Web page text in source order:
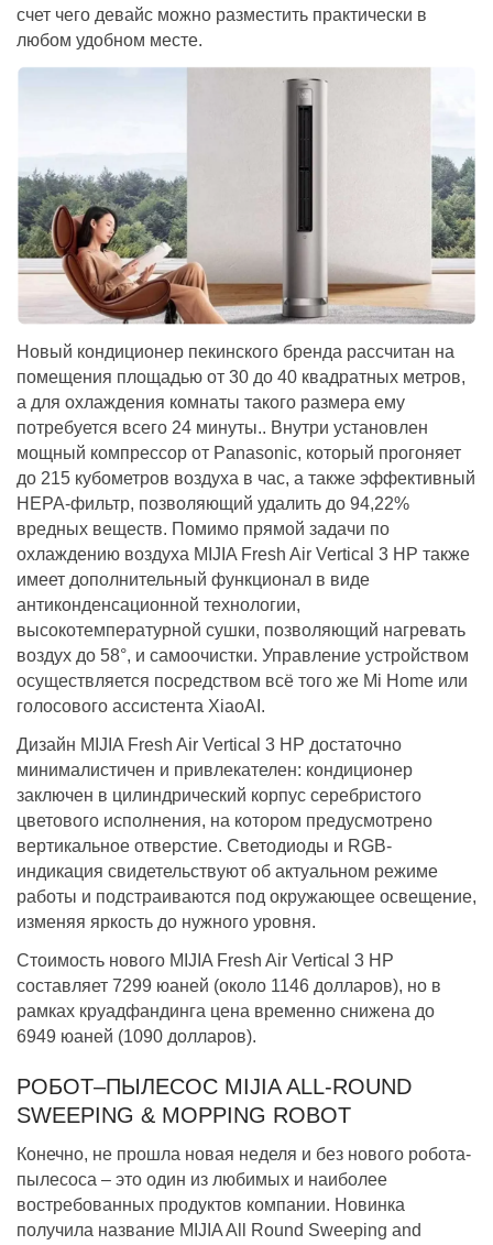
счет чего девайс можно разместить практически в
любом удобном месте.
Новый кондиционер пекинского бренда рассчитан на
помещения площадью от 30 до 40 квадратных метров,
а для охлаждения комнаты такого размера ему
потребуется всего 24 минуты.. Внутри установлен
мощный компрессор от Panasonic, который прогоняет
до 215 кубометров воздуха в час, а также эффективный
HEPA-фильтр, позволяющий удалить до 94,22%
вредных веществ. Помимо прямой задачи по
охлаждению воздуха MIJIA Fresh Air Vertical 3 HP также
имеет дополнительный функционал в виде
антиконденсационной технологии,
высокотемпературной сушки, позволяющий нагревать
воздух до 58°, и самоочистки. Управление устройством
осуществляется посредством всё того же Mi Home или
голосового ассистента XiaoAI.
Дизайн MIJIA Fresh Air Vertical 3 HP достаточно
минималистичен и привлекателен: кондиционер
заключен в цилиндрический корпус серебристого
цветового исполнения, на котором предусмотрено
вертикальное отверстие. Светодиоды и RGB-
индикация свидетельствуют об актуальном режиме
работы и подстраиваются под окружающее освещение,
изменяя яркость до нужного уровня.
Стоимость нового MIJIA Fresh Air Vertical 3 HP
составляет 7299 юаней (около 1146 долларов), но в
рамках круадфандинга цена временно снижена до
6949 юаней (1090 долларов).
РОБОТ–ПЫЛЕСОС MIJIA ALL-ROUND
SWEEPING & MOPPING ROBOT
Конечно, не прошла новая неделя и без нового робота-
пылесоса – это один из любимых и наиболее
востребованных продуктов компании. Новинка
получила название MIJIA All Round Sweeping and